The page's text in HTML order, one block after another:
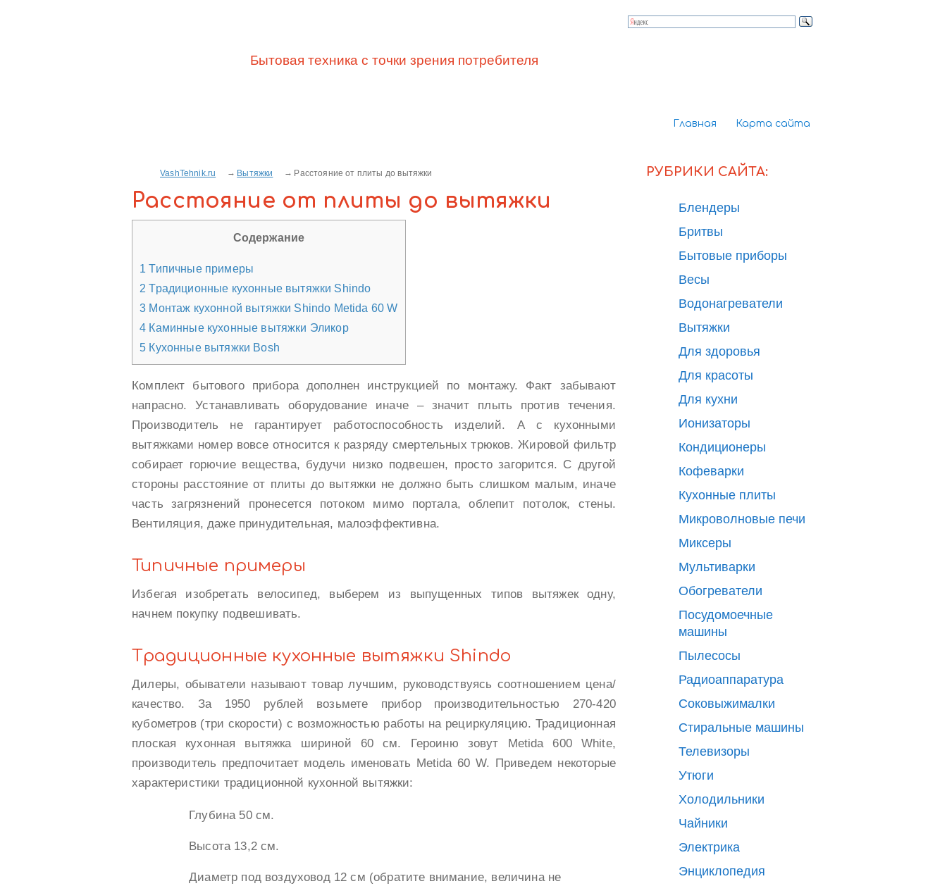
Главная Карта сайта
Бытовая техника с точки зрения потребителя
VashTehnik.ru Вытяжки Расстояние от плиты до вытяжки
Расстояние от плиты до вытяжки
Содержание
1 Типичные примеры
2 Традиционные кухонные вытяжки Shindo
3 Монтаж кухонной вытяжки Shindo Metida 60 W
4 Каминные кухонные вытяжки Эликор
5 Кухонные вытяжки Bosh
Комплект бытового прибора дополнен инструкцией по монтажу. Факт забывают
напрасно. Устанавливать оборудование иначе – значит плыть против течения.
Производитель не гарантирует работоспособность изделий. А с кухонными
вытяжками номер вовсе относится к разряду смертельных трюков. Жировой фильтр
собирает горючие вещества, будучи низко подвешен, просто загорится. С другой
стороны расстояние от плиты до вытяжки не должно быть слишком малым, иначе
часть загрязнений пронесется потоком мимо портала, облепит потолок, стены.
Вентиляция, даже принудительная, малоэффективна.
Типичные примеры
Избегая изобретать велосипед, выберем из выпущенных типов вытяжек одну,
начнем покупку подвешивать.
Традиционные кухонные вытяжки Shindo
Дилеры, обыватели называют товар лучшим, руководствуясь соотношением цена/
качество. За 1950 рублей возьмете прибор производительностью 270-420
кубометров (три скорости) с возможностью работы на рециркуляцию. Традиционная
плоская кухонная вытяжка шириной 60 см. Героиню зовут Metida 600 White,
производитель предпочитает модель именовать Metida 60 W. Приведем некоторые
характеристики традиционной кухонной вытяжки:
Глубина 50 см.
Высота 13,2 см.
Диаметр под воздуховод 12 см (обратите внимание, величина не
РУБРИКИ САЙТА:
Блендеры
Бритвы
Бытовые приборы
Весы
Водонагреватели
Вытяжки
Для здоровья
Для красоты
Для кухни
Ионизаторы
Кондиционеры
Кофеварки
Кухонные плиты
Микроволновые печи
Миксеры
Мультиварки
Обогреватели
Посудомоечные
машины
Пылесосы
Радиоаппаратура
Соковыжималки
Стиральные машины
Телевизоры
Утюги
Холодильники
Чайники
Электрика
Энциклопедия